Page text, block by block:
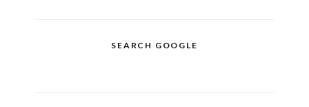
SEARCH GOOGLE